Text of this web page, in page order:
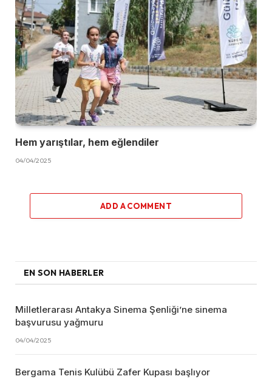
Hem yarıştılar, hem eğlendiler
04/04/2025
ADD A COMMENT
EN SON HABERLER
Milletlerarası Antakya Sinema Şenliği’ne sinema
başvurusu yağmuru
04/04/2025
Bergama Tenis Kulübü Zafer Kupası başlıyor